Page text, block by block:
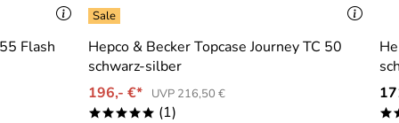
Flash
Hepco & Becker Topcase Journey TC 50
schwarz-silber
196,- €*
UVP 216,50 €
***** (1)